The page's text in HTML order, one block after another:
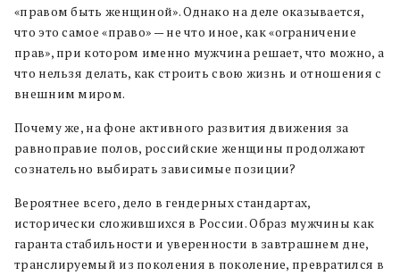
«правом быть женщиной». Однако на деле оказывается,
что это самое «право» — не что иное, как «ограничение
прав», при котором именно мужчина решает, что можно, а
что нельзя делать, как строить свою жизнь и отношения с
внешним миром.
Почему же, на фоне активного развития движения за
равноправие полов, российские женщины продолжают
сознательно выбирать зависимые позиции?
Вероятнее всего, дело в гендерных стандартах,
исторически сложившихся в России. Образ мужчины как
гаранта стабильности и уверенности в завтрашнем дне,
транслируемый из поколения в поколение, превратился в